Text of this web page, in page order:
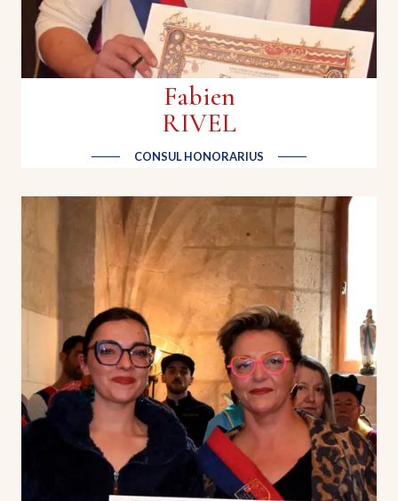
Fabien
RIVEL
CONSUL HONORARIUS
Daniel SCAFA
Grand maître de La Pignate de Valras